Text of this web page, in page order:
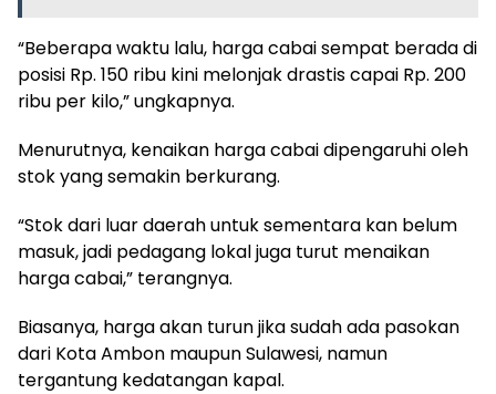
“Beberapa waktu lalu, harga cabai sempat berada di
posisi Rp. 150 ribu kini melonjak drastis capai Rp. 200
ribu per kilo,” ungkapnya.
Menurutnya, kenaikan harga cabai dipengaruhi oleh
stok yang semakin berkurang.
“Stok dari luar daerah untuk sementara kan belum
masuk, jadi pedagang lokal juga turut menaikan
harga cabai,” terangnya.
Biasanya, harga akan turun jika sudah ada pasokan
dari Kota Ambon maupun Sulawesi, namun
tergantung kedatangan kapal.